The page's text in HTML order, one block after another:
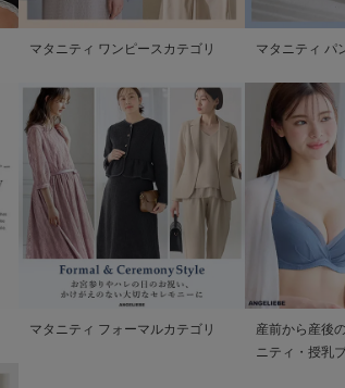
マタニティ ワンピースカテゴリ マタニティ パ
マタニティ フォーマルカテゴリ
産前から産後
ニティ・授乳